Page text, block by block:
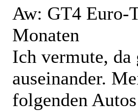
Aw: GT4 Euro-
Monaten
Ich vermute, da
auseinander.
folgenden